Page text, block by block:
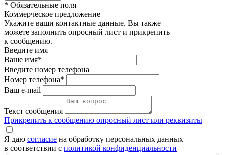
* Обязательные поля
Коммерческое предложение
Укажите ваши контактные данные. Вы также
можете заполнить опросный лист и прикрепить
к сообщению.
Введите имя
Ваше имя*
Введите номер телефона
Номер телефона*
Ваш e-mail
Текст сообщения
Прикрепить к сообщению опросный лист или реквизиты
Я даю согласие на обработку персональных данных
в соответствии с политикой конфиденциальности